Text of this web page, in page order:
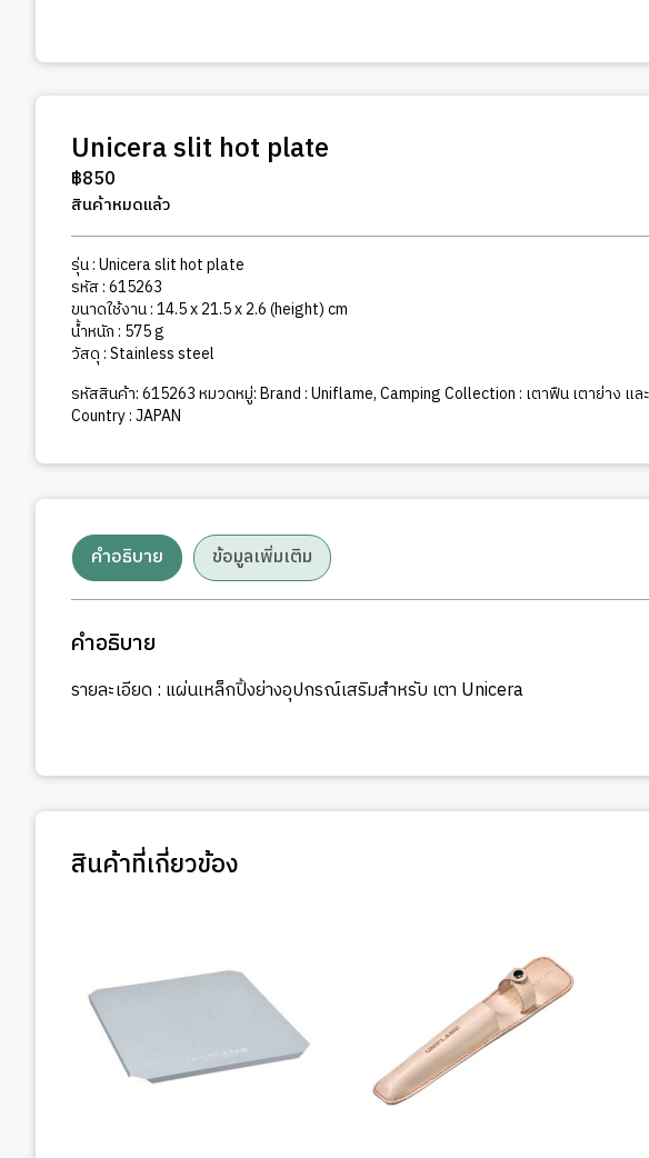
Unicera slit hot plate
฿850
สินค้าหมดแล้ว
รุ่น : Unicera slit hot plate
รหัส : 615263
ขนาดใช้งาน : 14.5 x 21.5 x 2.6 (height) cm
น้ำหนัก : 575 g
วัสดุ : Stainless steel
รหัสสินค้า:615263หมวดหมู่:Brand : Uniflame,Camping Collection : เตาฟืน เตาย่าง แล
Country : JAPAN
คำอธิบาย ข้อมูลเพิ่มเติม
คำอธิบาย
รายละเอียด : แผ่นเหล็กปิ้งย่างอุปกรณ์เสริมสำหรับ เตา Unicera
สินค้าที่เกี่ยวข้อง